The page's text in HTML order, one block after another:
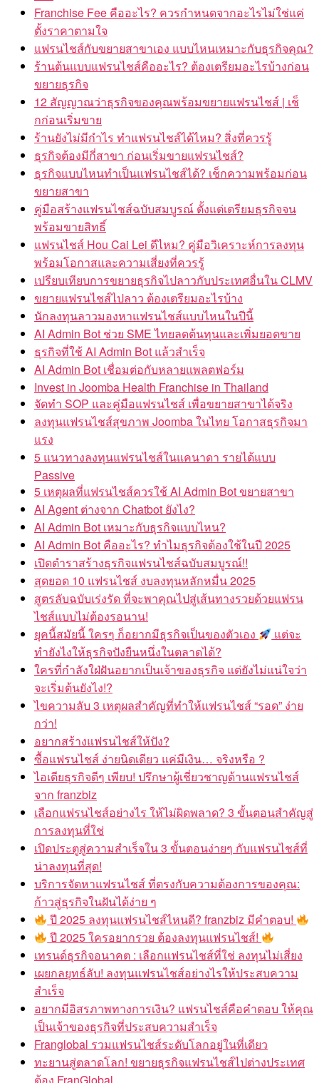
Franchise Fee คืออะไร? ควรกำหนดจากอะไรไม่ใช่แค่
ตั้งราคาตามใจ
แฟรนไชส์กับขยายสาขาเอง แบบไหนเหมาะกับธุรกิจคุณ?
ร้านต้นแบบแฟรนไชส์คืออะไร? ต้องเตรียมอะไรบ้างก่อน
ขยายธุรกิจ
12 สัญญาณว่าธุรกิจของคุณพร้อมขยายแฟรนไชส์ | เช็
กก่อนเริ่มขาย
ร้านยังไม่มีกำไร ทำแฟรนไชส์ได้ไหม? สิ่งที่ควรรู้
ธุรกิจต้องมีกี่สาขา ก่อนเริ่มขายแฟรนไชส์?
ธุรกิจแบบไหนทำเป็นแฟรนไชส์ได้? เช็กความพร้อมก่อน
ขยายสาขา
คู่มือสร้างแฟรนไชส์ฉบับสมบูรณ์ ตั้งแต่เตรียมธุรกิจจน
พร้อมขายสิทธิ์
แฟรนไชส์ Hou Cai Lei ดีไหม? คู่มือวิเคราะห์การลงทุน
พร้อมโอกาสและความเสี่ยงที่ควรรู้
เปรียบเทียบการขยายธุรกิจไปลาวกับประเทศอื่นใน CLMV
ขยายแฟรนไชส์ไปลาว ต้องเตรียมอะไรบ้าง
นักลงทุนลาวมองหาแฟรนไชส์แบบไหนในปีนี้
AI Admin Bot ช่วย SME ไทยลดต้นทุนและเพิ่มยอดขาย
ธุรกิจที่ใช้ AI Admin Bot แล้วสำเร็จ
AI Admin Bot เชื่อมต่อกับหลายแพลตฟอร์ม
Invest in Joomba Health Franchise in Thailand
จัดทำ SOP และคู่มือแฟรนไชส์ เพื่อขยายสาขาได้จริง
ลงทุนแฟรนไชส์สุขภาพ Joomba ในไทย โอกาสธุรกิจมา
แรง
5 แนวทางลงทุนแฟรนไชส์ในแคนาดา รายได้แบบ
Passive
5 เหตุผลที่แฟรนไชส์ควรใช้ AI Admin Bot ขยายสาขา
AI Agent ต่างจาก Chatbot ยังไง?
AI Admin Bot เหมาะกับธุรกิจแบบไหน?
AI Admin Bot คืออะไร? ทำไมธุรกิจต้องใช้ในปี 2025
เปิดตำราสร้างธุรกิจแฟรนไชส์ฉบับสมบูรณ์!!
สุดยอด 10 แฟรนไชส์ งบลงทุนหลักหมื่น 2025
สูตรลับฉบับเร่งรัด ที่จะพาคุณไปสู่เส้นทางรวยด้วยแฟรน
ไชส์แบบไม่ต้องรอนาน!
ยุคนี้สมัยนี้ ใครๆ ก็อยากมีธุรกิจเป็นของตัวเอง
แต่จะ
ทำยังไงให้ธุรกิจปังยืนหนึ่งในตลาดได้?
ใครที่กำลังใฝ่ฝันอยากเป็นเจ้าของธุรกิจ แต่ยังไม่แน่ใจว่า
จะเริ่มต้นยังไง!?
ไขความลับ 3 เหตุผลสำคัญที่ทำให้แฟรนไชส์ “รอด” ง่าย
กว่า!
อยากสร้างแฟรนไชส์ให้ปัง?
ซื้อแฟรนไชส์ ง่ายนิดเดียว แค่มีเงิน… จริงหรือ ?
ไอเดียธุรกิจดีๆ เพียบ! ปรึกษาผู้เชี่ยวชาญด้านแฟรนไชส์
จาก franzbiz
เลือกแฟรนไชส์อย่างไร ให้ไม่ผิดพลาด? 3 ขั้นตอนสำคัญสู่
การลงทุนที่ใช่
เปิดประตูสู่ความสำเร็จใน 3 ขั้นตอนง่ายๆ กับแฟรนไชส์ที่
น่าลงทุนที่สุด!
บริการจัดหาแฟรนไชส์ ที่ตรงกับความต้องการของคุณ:
ก้าวสู่ธุรกิจในฝันได้ง่าย ๆ
ปี 2025 ลงทุนแฟรนไชส์ไหนดี? franzbiz มีคำตอบ!
ปี 2025 ใครอยากรวย ต้องลงทุนแฟรนไชส์!
เทรนด์ธุรกิจอนาคต : เลือกแฟรนไชส์ที่ใช่ ลงทุนไม่เสี่ยง
เผยกลยุทธ์ลับ! ลงทุนแฟรนไชส์อย่างไรให้ประสบความ
สำเร็จ
อยากมีอิสรภาพทางการเงิน? แฟรนไชส์คือคำตอบ ให้คุณ
เป็นเจ้าของธุรกิจที่ประสบความสำเร็จ
Franglobal รวมแฟรนไชส์ระดับโลกอยู่ในที่เดียว
ทะยานสู่ตลาดโลก! ขยายธุรกิจแฟรนไชส์ไปต่างประเทศ